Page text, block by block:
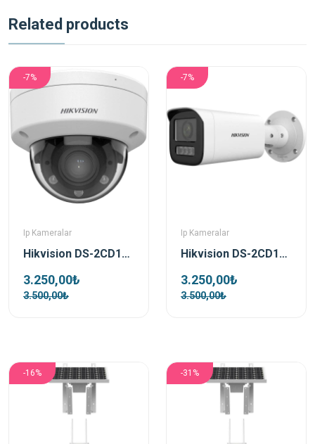
Related products
-7%
Ip Kameralar
Hikvision DS-2CD1723G2-LIZSU 2 Mp 2.8-12 Mm Motorize Dual Light Dome Ip Kamera
3.250,00₺
3.500,00₺
-7%
Ip Kameralar
Hikvision DS-2CD1623G2-LIZSU 2 Mp 2.8-12 Mm Motorize Dual Light Bullet Ip Kamera
3.250,00₺
3.500,00₺
-16% -31%